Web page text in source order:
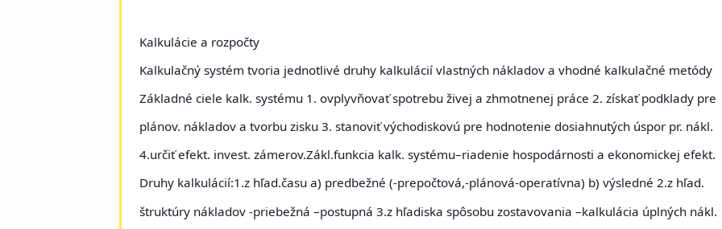
Kalkulácie a rozpočty
Kalkulačný systém tvoria jednotlivé druhy kalkulácií vlastných nákladov a vhodné kalkulačné metódy
Základné ciele kalk. systému 1. ovplyvňovať spotrebu živej a zhmotnenej práce 2. získať podklady pre
plánov. nákladov a tvorbu zisku 3. stanoviť východiskovú pre hodnotenie dosiahnutých úspor pr. nákl.
4.určiť efekt. invest. zámerov.Zákl.funkcia kalk. systému–riadenie hospodárnosti a ekonomickej efekt.
Druhy kalkulácií:1.z hľad.časua) predbežné (-prepočtová,-plánová-operatívna) b) výsledné2.z hľad.
štruktúry nákladov -priebežná –postupná3.z hľadiska spôsobu zostavovania –kalkulácia úplných nákl.